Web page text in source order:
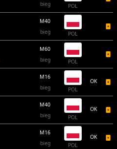
bieg POL
M40
bieg
POL
M60
bieg
POL
M16
bieg
POL
OK
M40
bieg
POL
OK
M16
bieg
POL
OK